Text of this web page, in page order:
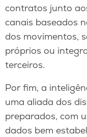
contratos junto
canais baseados
dos movimentos,
próprios ou
terceiros.
Por fim, a
uma aliada dos
preparados, com
dados bem